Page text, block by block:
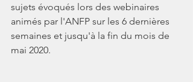
sujets évoqués lors des webinaires
animés par l'ANFP sur les 6 dernières
semaines et jusqu'à la fin du mois de
mai 2020.